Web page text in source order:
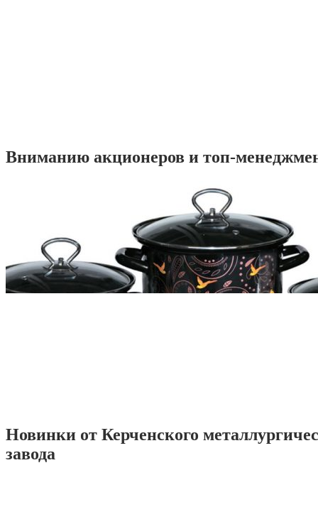
Вниманию акционеров и топ-
Новинки от Керченского
завода